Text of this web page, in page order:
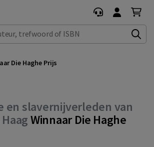
trefwoord of ISBN
Die Haghe Prijs
en slavernijverleden van
Winnaar Die Haghe